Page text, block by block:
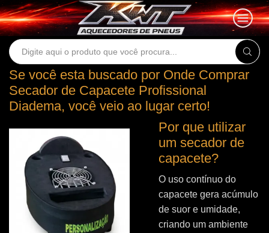
Search
Se você esta buscado por Onde Comprar
Secador de Capacete Profissional
Diadema, você veio ao lugar certo!
Por que utilizar
um secador de
capacete?
O uso contínuo do
capacete gera acúmulo
de suor e umidade,
criando um ambiente